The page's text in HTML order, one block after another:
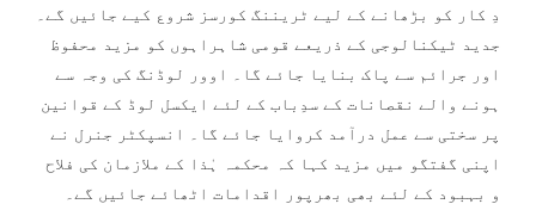
دِ کار کو بڑھانے کے لیے ٹریننگ کورسز شروع کیے جائیں گے۔
جدید ٹیکنالوجی کے ذریعے قومی شاہراہوں کو مزید محفوظ
اور جرائم سے پاک بنایا جائے گا۔ اوور لوڈنگ کی وجہ سے
ہونے والے نقصانات کے سدِباب کے لئے ایکسل لوڈ کے قوانین
پر سختی سے عمل درآمد کروایا جائے گا۔ انسپکٹر جنرل نے
اپنی گفتگو میں مزید کہا کہ محکمہ ہٰذا کے ملازمان کی فلاح
و بہبود کے لئے بھی بھرپور اقدامات اٹھائے جائیں گے۔